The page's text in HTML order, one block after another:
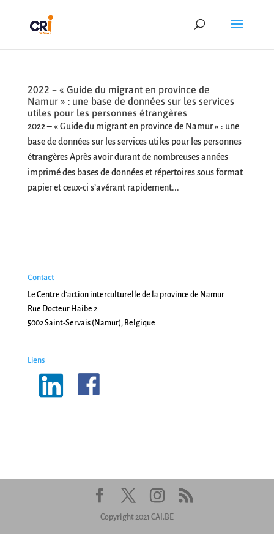
2022 – « Guide du migrant en province de
Namur » : une base de données sur les services
utiles pour les personnes étrangères
2022 – « Guide du migrant en province de Namur » : une
base de données sur les services utiles pour les personnes
étrangères Après avoir durant de nombreuses années
imprimé des bases de données et répertoires sous format
papier et ceux-ci s’avérant rapidement...
Contact
Le Centre d'action interculturelle de la province de Namur
Rue Docteur Haibe 2
5002 Saint-Servais (Namur), Belgique
Liens
Copyright 2021 CAI.BE